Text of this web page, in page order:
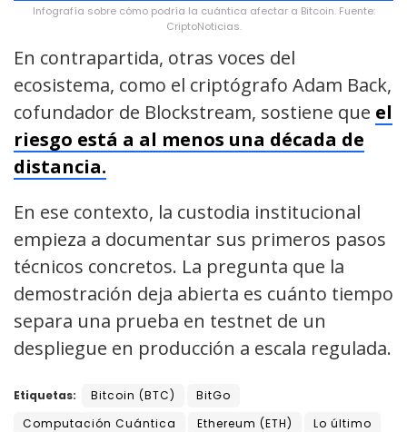
Infografía sobre cómo podría la cuántica afectar a Bitcoin. Fuente:
CriptoNoticias.
En contrapartida, otras voces del
ecosistema, como el criptógrafo Adam Back,
cofundador de Blockstream, sostiene que el
riesgo está a al menos una década de
distancia.
En ese contexto, la custodia institucional
empieza a documentar sus primeros pasos
técnicos concretos. La pregunta que la
demostración deja abierta es cuánto tiempo
separa una prueba en testnet de un
despliegue en producción a escala regulada.
Etiquetas: Bitcoin (BTC)
BitGo
Computación Cuántica
Ethereum (ETH) Lo último